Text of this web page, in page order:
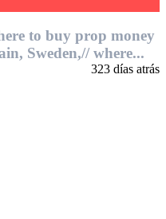
to buy prop money
Sweden,// where...
323 días atrás